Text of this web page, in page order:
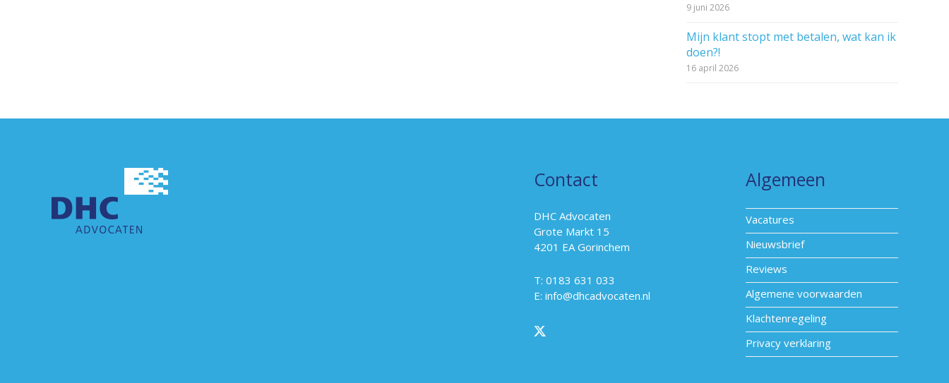
9 juni 2026
Mijn klant stopt met betalen, wat kan ik
doen?!
16 april 2026
Contact
DHC Advocaten
Grote Markt 15
4201 EA Gorinchem
T: 0183 631 033
E: info@dhcadvocaten.nl
Algemeen
Vacatures
Nieuwsbrief
Reviews
Algemene voorwaarden
Klachtenregeling
Privacy verklaring